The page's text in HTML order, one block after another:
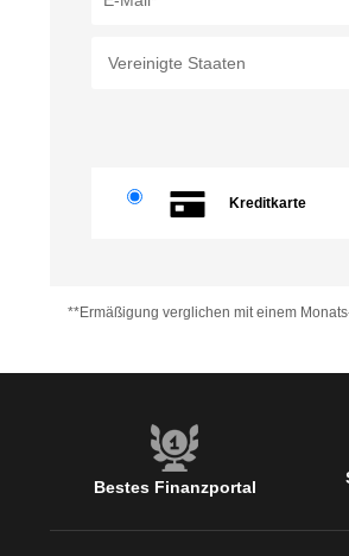
Kreditkarte
**Ermäßigung verglichen mit einem
Bestes Finanzportal